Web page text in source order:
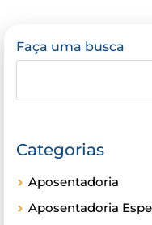
Faça uma busca
Categorias
Aposentadoria
Aposentadoria